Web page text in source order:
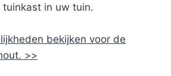
in uw tuin.
bekijken voor de
>>